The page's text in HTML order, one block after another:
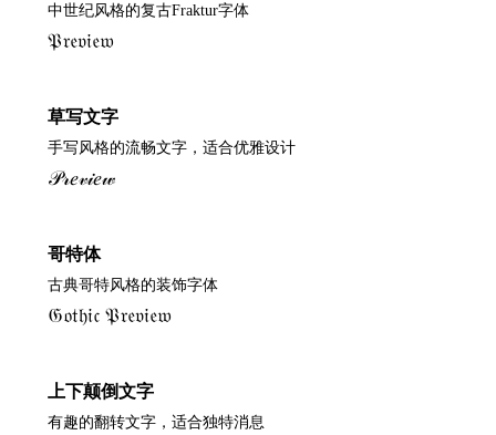
中世纪风格的复古Fraktur字体
𝔓𝔯𝔢𝔳𝔦𝔢𝔴
草写文字
手写风格的流畅文字，适合优雅设计
𝒫𝓇𝑒𝓋𝒾𝑒𝓌
哥特体
古典哥特风格的装饰字体
𝔊𝔬𝔱𝔥𝔦𝔠 𝔓𝔯𝔢𝔳𝔦𝔢𝔴
上下颠倒文字
有趣的翻转文字，适合独特消息